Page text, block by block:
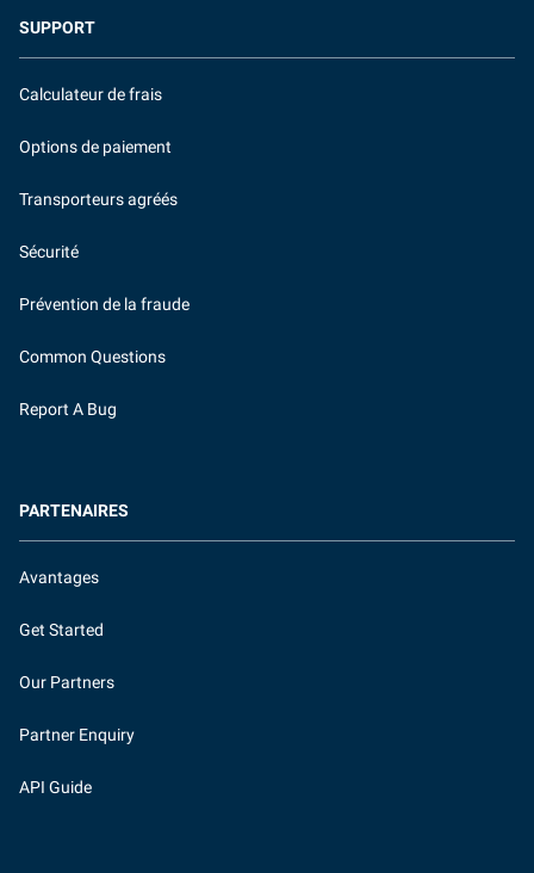
SUPPORT
Calculateur de frais
Options de paiement
Transporteurs agréés
Sécurité
Prévention de la fraude
Common Questions
Report A Bug
PARTENAIRES
Avantages
Get Started
Our Partners
Partner Enquiry
API Guide